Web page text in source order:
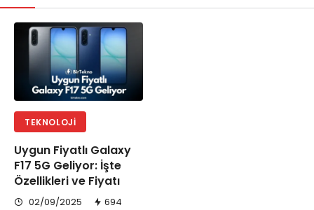
TEKNOLOJI
Uygun Fiyatlı Galaxy
F17 5G Geliyor: İşte
Özellikleri ve Fiyatı
02/09/2025 694